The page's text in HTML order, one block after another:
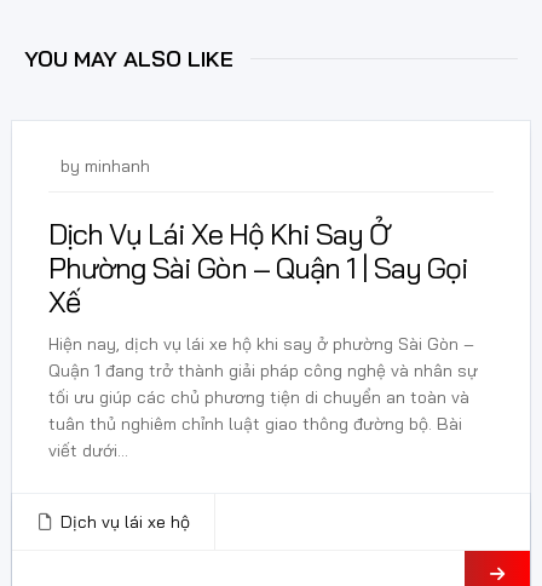
YOU MAY ALSO LIKE
by minhanh
Dịch Vụ Lái Xe Hộ Khi Say Ở
Phường Sài Gòn – Quận 1 | Say Gọi
Xế
Hiện nay, dịch vụ lái xe hộ khi say ở phường Sài Gòn –
Quận 1 đang trở thành giải pháp công nghệ và nhân sự
tối ưu giúp các chủ phương tiện di chuyển an toàn và
tuân thủ nghiêm chỉnh luật giao thông đường bộ. Bài
viết dưới...
Dịch vụ lái xe hộ